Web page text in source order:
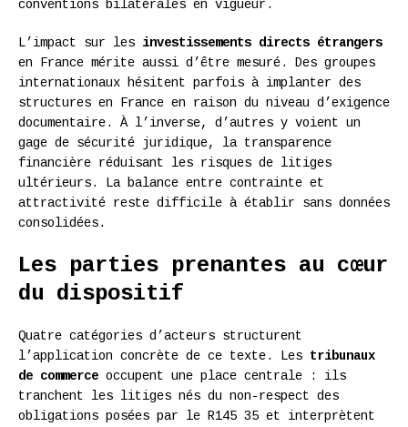
conventions bilatérales en vigueur.
L’impact sur les investissements directs étrangers
en France mérite aussi d’être mesuré. Des groupes
internationaux hésitent parfois à implanter des
structures en France en raison du niveau d’exigence
documentaire. À l’inverse, d’autres y voient un
gage de sécurité juridique, la transparence
financière réduisant les risques de litiges
ultérieurs. La balance entre contrainte et
attractivité reste difficile à établir sans données
consolidées.
Les parties prenantes au cœur
du dispositif
Quatre catégories d’acteurs structurent
l’application concrète de ce texte. Les tribunaux
de commerce occupent une place centrale : ils
tranchent les litiges nés du non-respect des
obligations posées par le R145 35 et interprètent